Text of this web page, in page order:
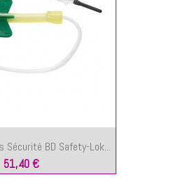
Sécurité BD Safety-Lok...
51,40 €